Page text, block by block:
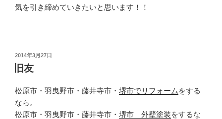
気を引き締めていきたいと思います！！
投
稿
日:
2014年3月27日
旧友
松原市・羽曳野市・藤井寺市・ 堺市でリフォーム をする
なら。
松原市・羽曳野市・藤井寺市・ 堺市 外壁塗装をするな